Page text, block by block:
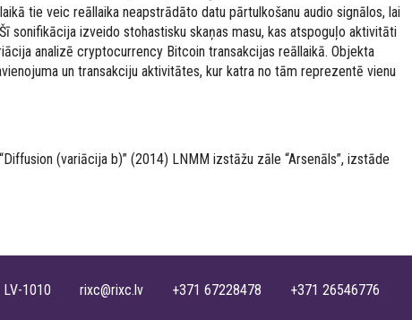
tie veic reāllaika neapstrādāto datu pārtulkošanu audio signālos, lai
sonifikācija izveido stohastisku skaņas masu, kas atspoguļo aktivitāti
analizē cryptocurrency Bitcoin transakcijas reāllaikā. Objekta
un transakciju aktivitātes, kur katra no tām reprezentē vienu
(variācija b)” (2014) LNMM izstāžu zāle “Arsenāls”, izstāde
LV-1010 rixc@rixc.lv +371 67228478 +371 26546776